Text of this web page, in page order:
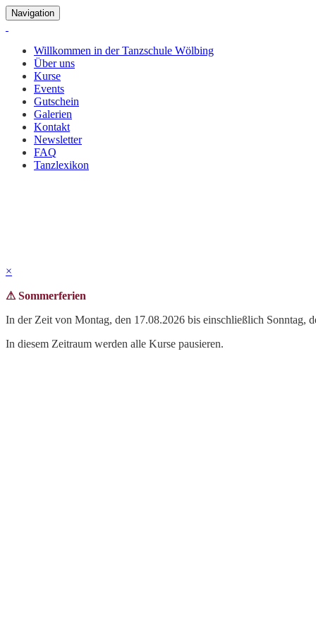
Navigation
Willkommen in der Tanzschule Wölbing
Über uns
Kurse
Events
Gutschein
Galerien
Kontakt
Newsletter
FAQ
Tanzlexikon
×
⚠ Sommerferien
In der Zeit von Montag, den 17.08.2026 bis einschließlich Sonntag,
In diesem Zeitraum werden alle Kurse pausieren.